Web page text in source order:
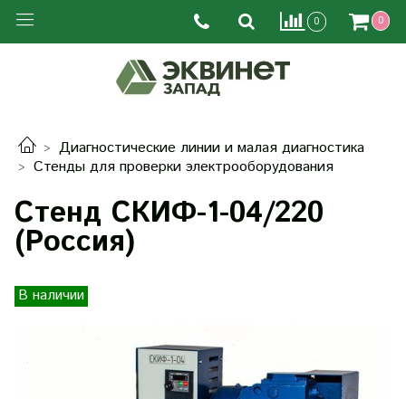
0 0
Диагностические линии и малая диагностика
Стенды для проверки электрооборудования
Стенд СКИФ-1-04/220
(Россия)
В наличии